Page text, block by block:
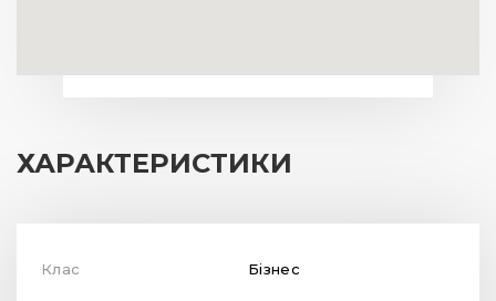
ХАРАКТЕРИСТИКИ
Клас Бізнес